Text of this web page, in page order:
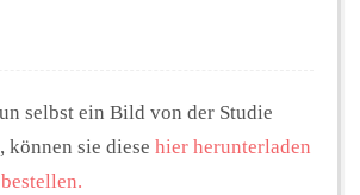
selbst ein Bild von der Studie
können sie diese hier herunterladen